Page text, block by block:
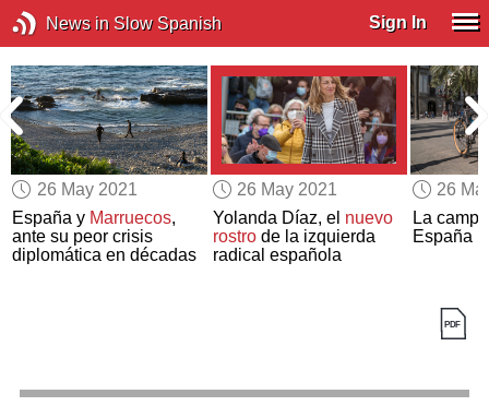
News in Slow Spanish Sign In
26 May 2021
España y Marruecos,
ante su peor crisis
diplomática en décadas
26 May 2021
Yolanda Díaz, el nuevo
rostrode la izquierda
radical española
26
La
España